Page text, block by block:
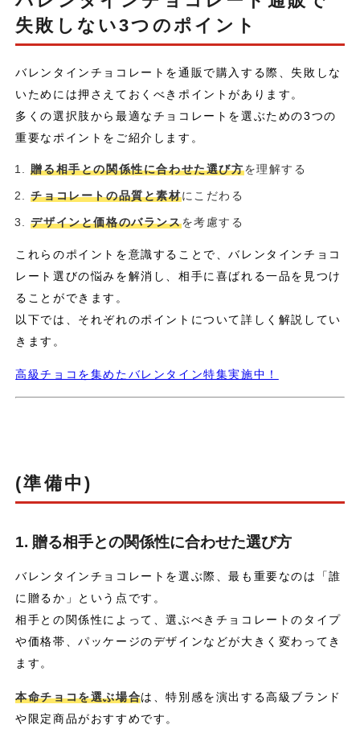
失敗しない3つのポイント
バレンタインチョコレートを通販で購入する際、失敗しな
いためには押さえておくべきポイントがあります。
多くの選択肢から最適なチョコレートを選ぶための3つの
重要なポイントをご紹介します。
贈る相手との関係性に合わせた選び方を理解する
チョコレートの品質と素材にこだわる
デザインと価格のバランスを考慮する
これらのポイントを意識することで、バレンタインチョコ
レート選びの悩みを解消し、相手に喜ばれる一品を見つけ
ることができます。
以下では、それぞれのポイントについて詳しく解説してい
きます。
高級チョコを集めたバレンタイン特集実施中！
(準備中)
1. 贈る相手との関係性に合わせた選び方
バレンタインチョコレートを選ぶ際、最も重要なのは「誰
に贈るか」という点です。
相手との関係性によって、選ぶべきチョコレートのタイプ
や価格帯、パッケージのデザインなどが大きく変わってき
ます。
本命チョコを選ぶ場合は、特別感を演出する高級ブランド
や限定商品がおすすめです。